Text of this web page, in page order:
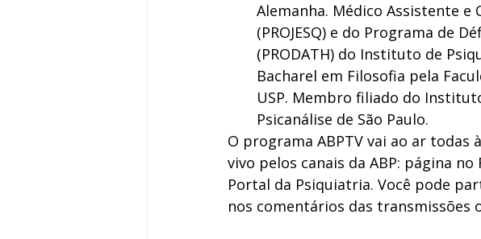
Alemanha. Médico Assistente
(PROJESQ) e do Programa de
(PRODATH) do Instituto de
Bacharel em Filosofia pela
USP. Membro filiado do
Psicanálise de São Paulo.
O programa ABPTV vai ao ar todas
vivo pelos canais da ABP: página
Portal da Psiquiatria. Você pode
nos comentários das transmissões